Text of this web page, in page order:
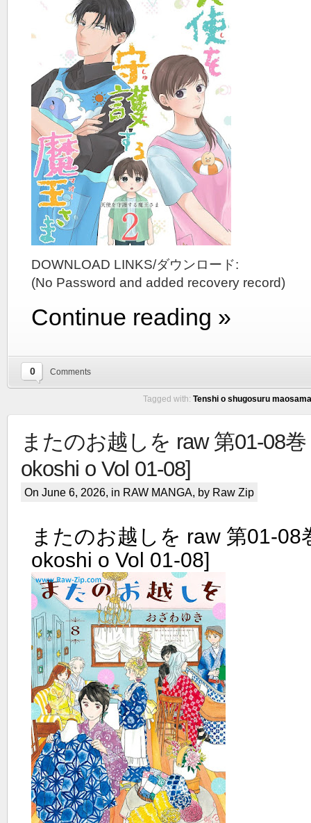
DOWNLOAD LINKS/ダウンロード:
(No Password and added recovery record)
Continue reading »
0 Comments
Tagged with: Tenshi o shugosuru
またのお越しを raw 第01-08
okoshi o Vol 01-08]
On June 6, 2026, in RAW MANGA, by Raw Zip
またのお越しを raw 第01-08
okoshi o Vol 01-08]